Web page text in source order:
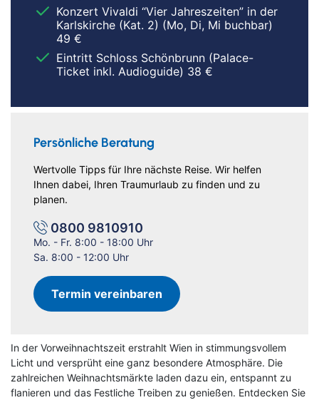
In der Vorweihnachtszeit erstrahlt Wien in stimmungsvollem
Licht und versprüht eine ganz besondere Atmosphäre. Die
zahlreichen Weihnachtsmärkte laden dazu ein, entspannt zu
flanieren und das Festliche Treiben zu genießen. Entdecken Sie
Konzert Vivaldi “Vier Jahreszeiten” in der
Karlskirche (Kat. 2) (Mo, Di, Mi buchbar)
49 €
Eintritt Schloss Schönbrunn (Palace-
Ticket inkl. Audioguide) 38 €
Persönliche Beratung
Wertvolle Tipps für Ihre nächste Reise. Wir helfen
Ihnen dabei, Ihren Traumurlaub zu finden und zu
planen.
0800 9810910
Mo. - Fr. 8:00 - 18:00 Uhr
Sa. 8:00 - 12:00 Uhr
Termin vereinbaren